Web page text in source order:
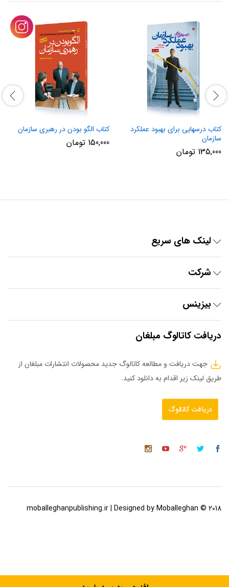
کتاب درسهایی برای بهبود عملکرد
سازمان‌
135,000 تومان
کتاب الگو بودن در رهبری سازمان
150,000 تومان
لینک های سریع
شرکت
بیزینس
دریافت کاتالوگ مبلغان
جهت دریافت و مطالعه کاتالوگ جدید محصولات انتشارات مبلغان از
طریق لینک زیر اقدام به دانلود کنید.
دریافت کاتالوگ
2018 © moballeghanpublishing.ir | Designed by Moballeghan